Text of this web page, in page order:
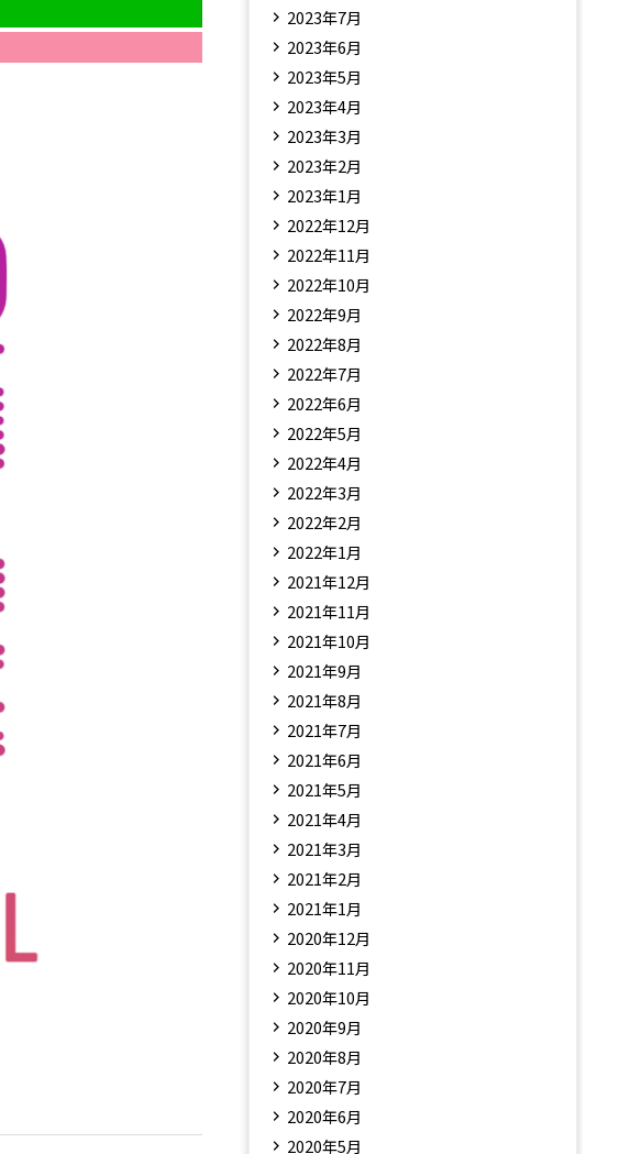
2023年7月
2023年6月
2023年5月
2023年4月
2023年3月
2023年2月
2023年1月
2022年12月
2022年11月
2022年10月
2022年9月
2022年8月
2022年7月
2022年6月
2022年5月
2022年4月
2022年3月
2022年2月
2022年1月
2021年12月
2021年11月
2021年10月
2021年9月
2021年8月
2021年7月
2021年6月
2021年5月
2021年4月
2021年3月
2021年2月
2021年1月
2020年12月
2020年11月
2020年10月
2020年9月
2020年8月
2020年7月
2020年6月
2020年5月